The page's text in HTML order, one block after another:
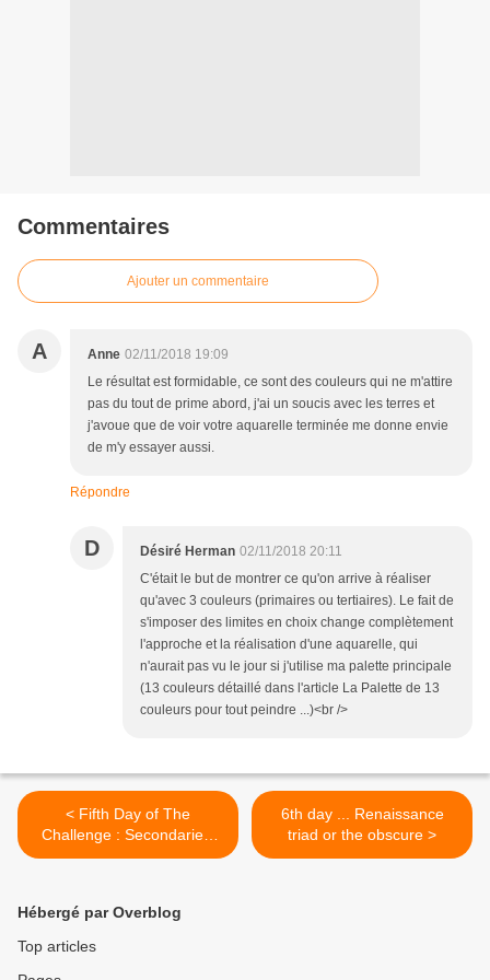
Commentaires
Ajouter un commentaire
A Anne 02/11/2018 19:09
Le résultat est formidable, ce sont des couleurs qui ne m'attire
pas du tout de prime abord, j'ai un soucis avec les terres et
j'avoue que de voir votre aquarelle terminée me donne envie
de m'y essayer aussi.
Répondre
D Désiré Herman 02/11/2018 20:11
C'était le but de montrer ce qu'on arrive à réaliser
qu'avec 3 couleurs (primaires ou tertiaires). Le fait de
s'imposer des limites en choix change complètement
l'approche et la réalisation d'une aquarelle, qui
n'aurait pas vu le jour si j'utilise ma palette principale
(13 couleurs détaillé dans l'article La Palette de 13
couleurs pour tout peindre ...)<br />
< Fifth Day of The
Challenge : Secondaries'
Triad
6th day ... Renaissance
triad or the obscure >
Hébergé par Overblog
Top articles